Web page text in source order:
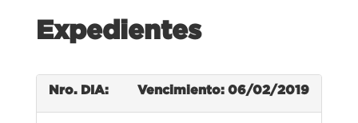
Expedientes
Nro. DIA: Vencimiento: 06/02/2019